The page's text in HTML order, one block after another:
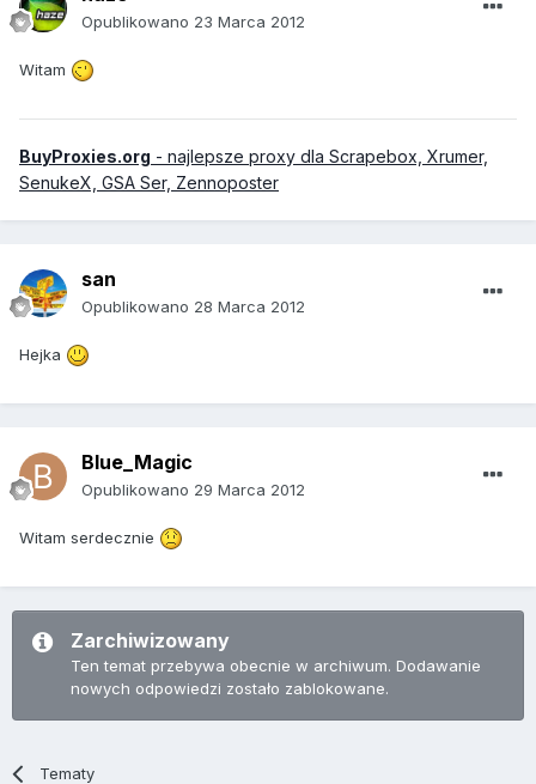
Opublikowano 23 Marca 2012
Witam
BuyProxies.org - najlepsze proxy dla Scrapebox, Xrumer,
SenukeX, GSA Ser, Zennoposter
san
Opublikowano 28 Marca 2012
Hejka
Blue_Magic
Opublikowano 29 Marca 2012
Witam serdecznie
Zarchiwizowany
Ten temat przebywa obecnie w archiwum. Dodawanie
nowych odpowiedzi zostało zablokowane.
Tematy